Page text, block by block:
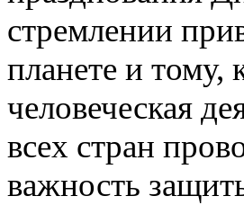
стремлении
планете и
человеческая
всех стран
важность